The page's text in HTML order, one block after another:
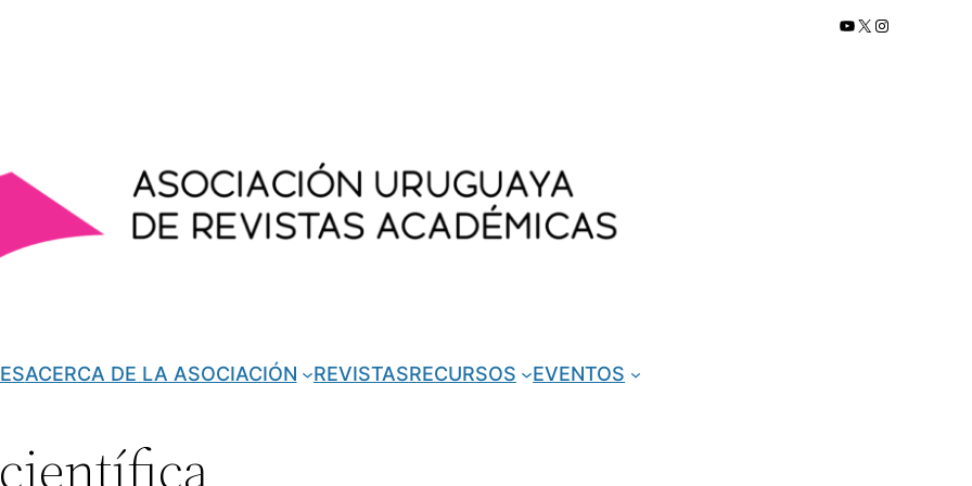
YouTube
X Instagram
ACERCA DE LA ASOCIACIÓN REVISTASRECURSOS EVENTOS